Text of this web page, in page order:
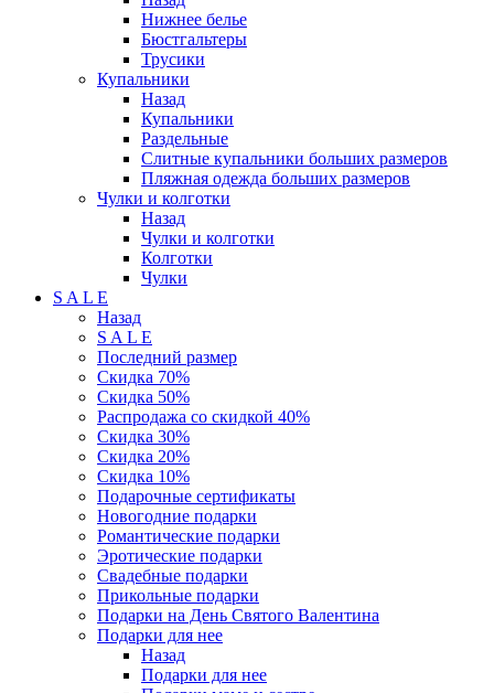
Нижнее белье
Бюстгальтеры
Трусики
Купальники
Назад
Купальники
Раздельные
Слитные купальники больших размеров
Пляжная одежда больших размеров
Чулки и колготки
Назад
Чулки и колготки
Колготки
Чулки
S A L E
Назад
S A L E
Последний размер
Скидка 70%
Скидка 50%
Распродажа со скидкой 40%
Скидка 30%
Скидка 20%
Скидка 10%
Подарочные сертификаты
Новогодние подарки
Романтические подарки
Эротические подарки
Свадебные подарки
Прикольные подарки
Подарки на День Святого Валентина
Подарки для нее
Назад
Подарки для нее